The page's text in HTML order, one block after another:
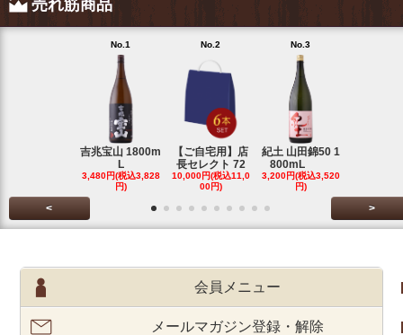
売れ筋商品
No.1
吉兆宝山 1800m
L
3,480円(税込3,828
円)
No.2
【ご自宅用】店
長セレクト 72
10,000円(税込11,0
00円)
No.3
紀土 山田錦50 1
800mL
3,200円(税込3,520
円)
< >
会員メニュー
メールマガジン登録・解除